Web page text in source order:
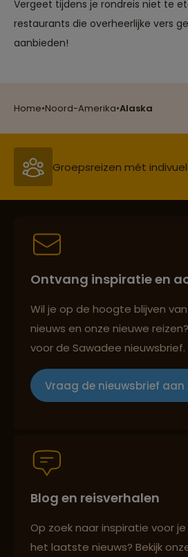
Home•Noord-Amerika•Alaska
Vergeet tijdens je rondreis niet te
restaurants die overheerlijke vers
aanbieden!
Groepsreizen mét
Persoonlijk en deskundig
Reizen met oog voor
Persoonlijk en deskundig
Ontvang inspiratie en
Wil je op de hoogte blijven
nieuws en onze nieuwe
voor de Sawadee nieuwsbrief.
Vraag de nieuwsbrief aan
Blog en reisverhalen
Op zoek naar inspiratie voor
het laatste nieuws? Bekijk